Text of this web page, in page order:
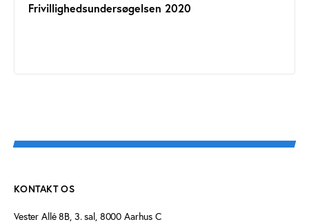
Frivillighedsundersøgelsen 2020
KONTAKT OS
Vester Allé 8B, 3. sal, 8000 Aarhus C